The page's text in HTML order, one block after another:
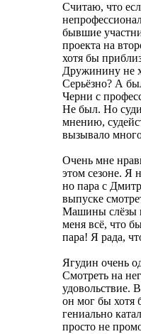
Считаю, что
бывшие
проекта на
хотя бы
Дружинину не
Серьёзно? А
Черни с
Не был. Но
мнению,
вызывало
Очень мне
этом сезоне. Я
но пара с
выпуске
Машины слёзы
меня всё, что
пара! Я рада,
Ягудин очень
Смотреть на
удовольствие.
он мог бы хотя
гениально
просто не